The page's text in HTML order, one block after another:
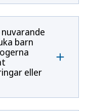
barn
eller